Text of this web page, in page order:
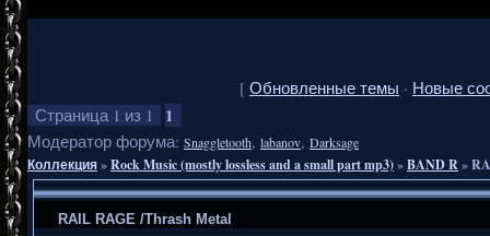
[ Обновленные темы · Новые
Страница 1 из 1 1
Модератор форума: Snaggletooth, labanov, Darksage
Коллекция»Rock Music (mostly lossless and a small part mp3)»BAND R»
RAIL RAGE /Thrash Metal